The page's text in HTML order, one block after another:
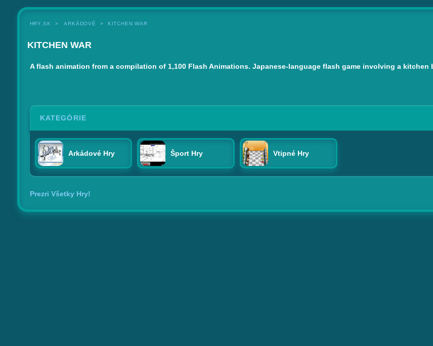
HRY.SK ARKÁDOVÉ KITCHEN WAR
KITCHEN WAR
A flash animation from a compilation of 1,100 Flash Animations. Japanese-language flash game involving a kitchen
KATEGÓRIE
Arkádové Hry Šport Hry Vtipné Hry
Prezri Všetky Hry!